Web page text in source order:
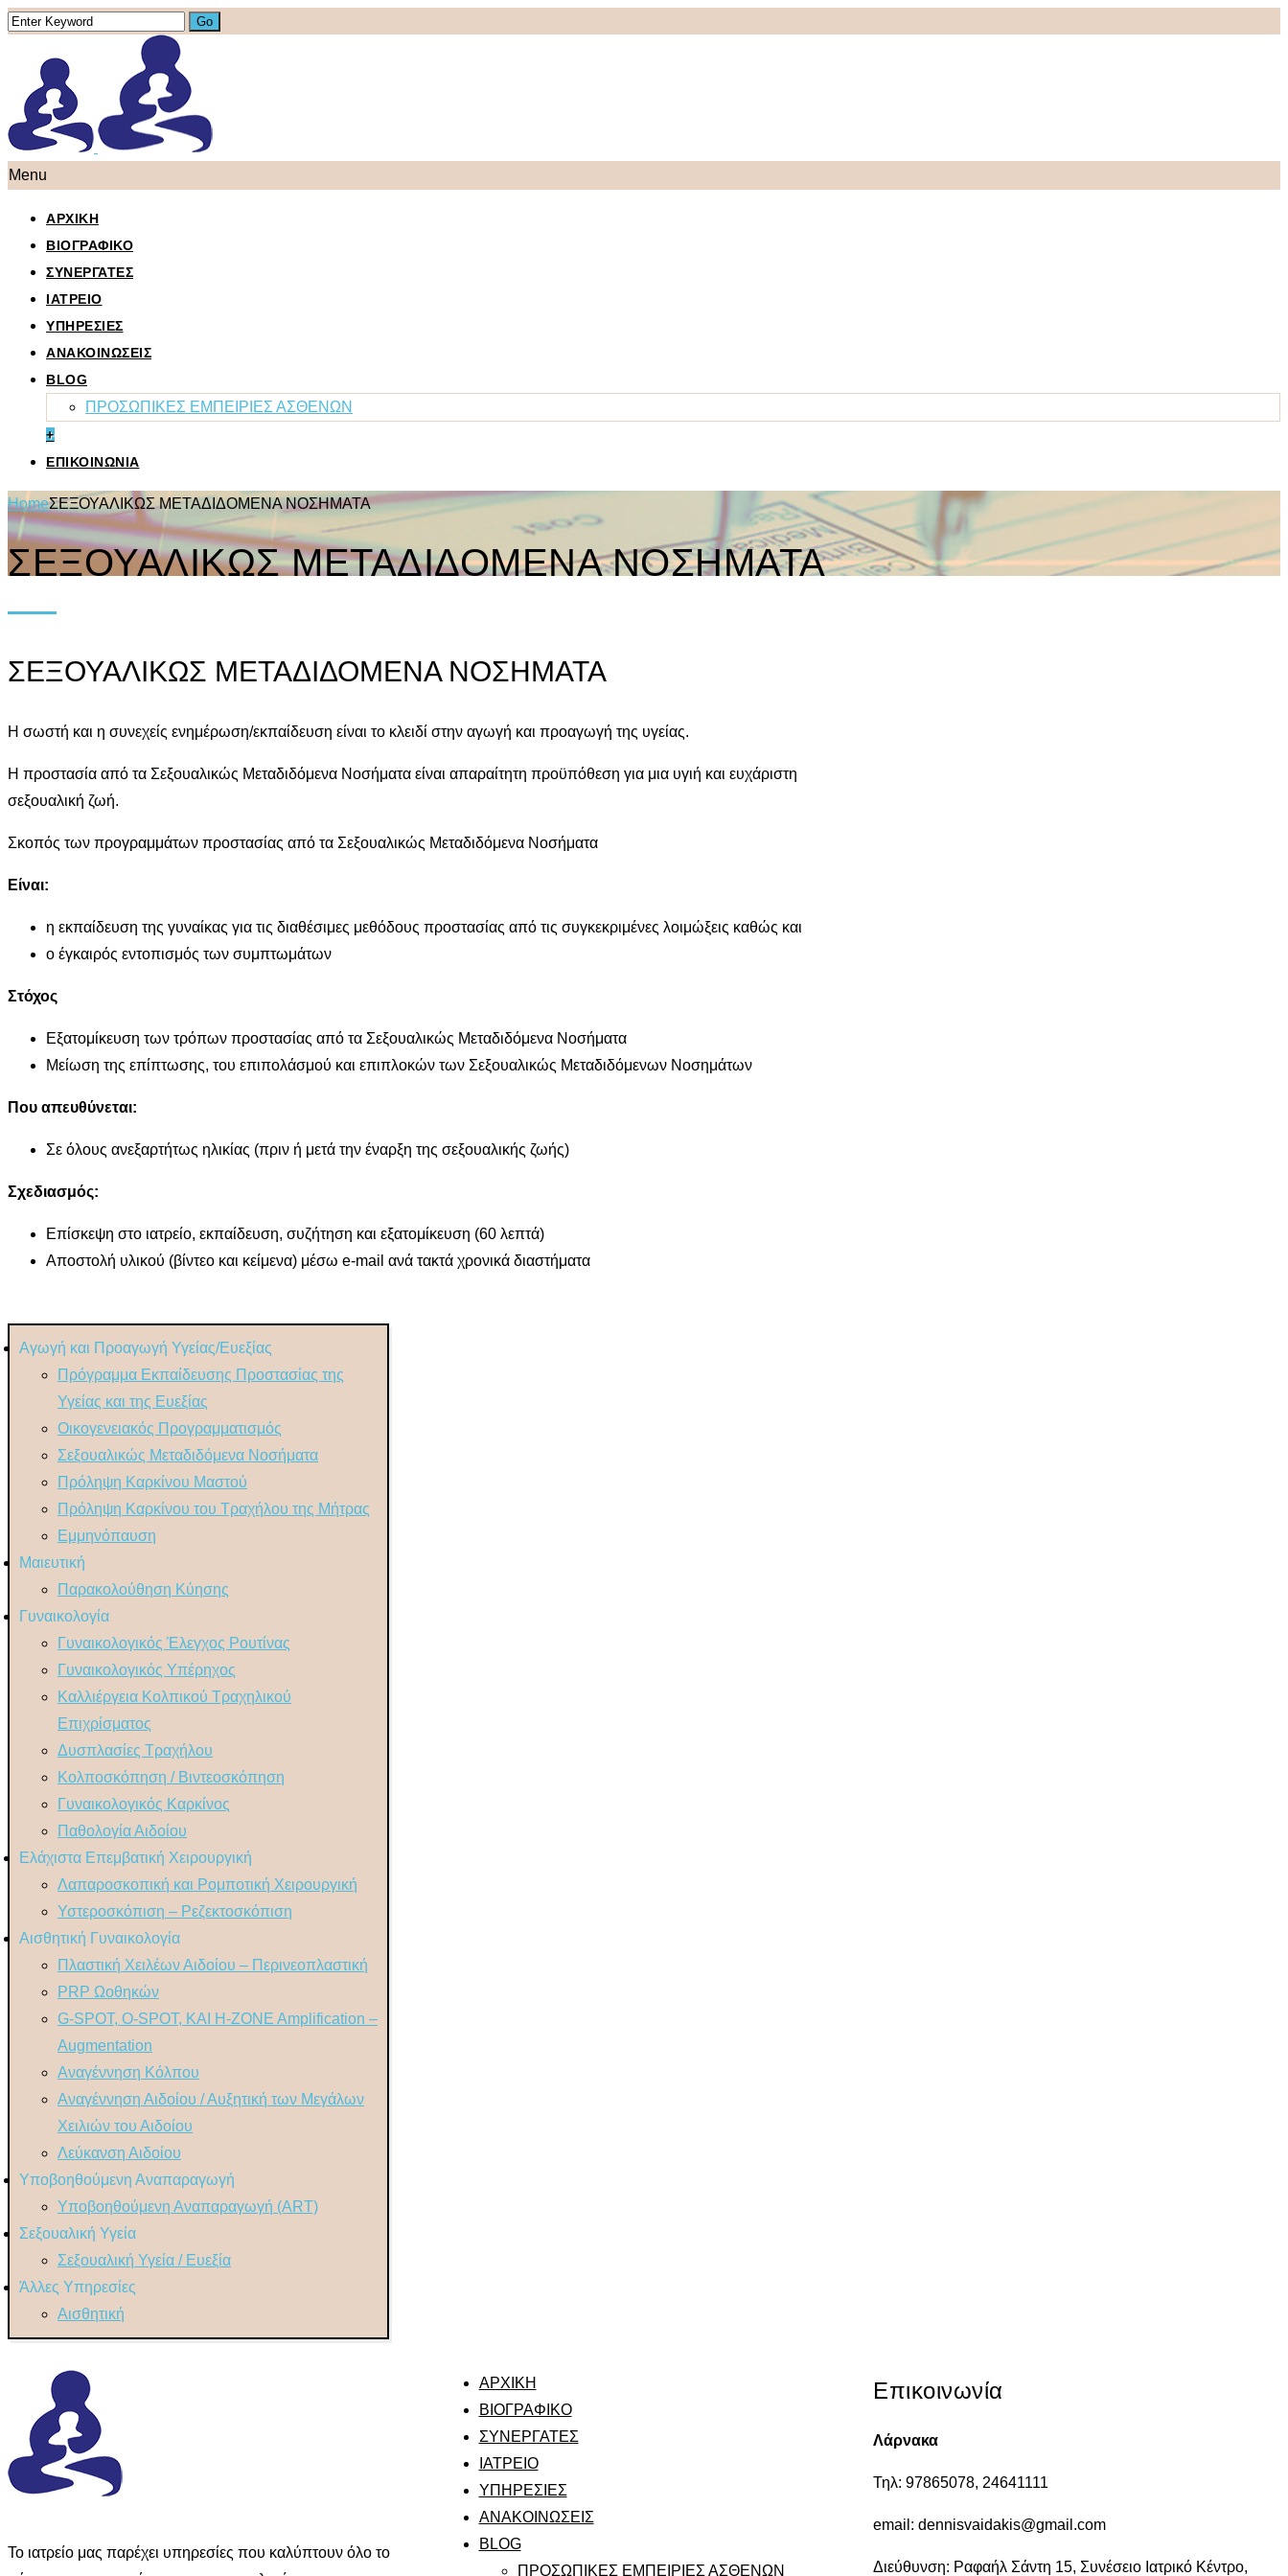
Menu
ΑΡΧΙΚΗ
ΒΙΟΓΡΑΦΙΚΟ
ΣΥΝΕΡΓΑΤΕΣ
ΙΑΤΡΕΙΟ
ΥΠΗΡΕΣΙΕΣ
ΑΝΑΚΟΙΝΩΣΕΙΣ
BLOG
ΠΡΟΣΩΠΙΚΕΣ ΕΜΠΕΙΡΙΕΣ ΑΣΘΕΝΩΝ
+
ΕΠΙΚΟΙΝΩΝΙΑ
HomeΣΕΞΟΥΑΛΙΚΩΣ ΜΕΤΑΔΙΔΟΜΕΝΑ ΝΟΣΗΜΑΤΑ
ΣΕΞΟΥΑΛΙΚΩΣ ΜΕΤΑΔΙΔΟΜΕΝΑ ΝΟΣΗΜΑΤΑ
ΣΕΞΟΥΑΛΙΚΩΣ ΜΕΤΑΔΙΔΟΜΕΝΑ ΝΟΣΗΜΑΤΑ
Η σωστή και η συνεχείς ενημέρωση/εκπαίδευση είναι το κλειδί στην αγωγή και προαγωγή της υγείας.
Η προστασία από τα Σεξουαλικώς Μεταδιδόμενα Νοσήματα είναι απαραίτητη προϋπόθεση για μια υγιή και ευχάριστη
σεξουαλική ζωή.
Σκοπός των προγραμμάτων προστασίας από τα Σεξουαλικώς Μεταδιδόμενα Νοσήματα
Είναι:
η εκπαίδευση της γυναίκας για τις διαθέσιμες μεθόδους προστασίας από τις συγκεκριμένες λοιμώξεις καθώς και
ο έγκαιρός εντοπισμός των συμπτωμάτων
Στόχος
Εξατομίκευση των τρόπων προστασίας από τα Σεξουαλικώς Μεταδιδόμενα Νοσήματα
Μείωση της επίπτωσης, του επιπολάσμού και επιπλοκών των Σεξουαλικώς Μεταδιδόμενων Νοσημάτων
Που απευθύνεται:
Σε όλους ανεξαρτήτως ηλικίας (πριν ή μετά την έναρξη της σεξουαλικής ζωής)
Σχεδιασμός:
Επίσκεψη στο ιατρείο, εκπαίδευση, συζήτηση και εξατομίκευση (60 λεπτά)
Αποστολή υλικού (βίντεο και κείμενα) μέσω e-mail ανά τακτά χρονικά διαστήματα
Αγωγή και Προαγωγή Υγείας/Ευεξίας
Πρόγραμμα Εκπαίδευσης Προστασίας της
Υγείας και της Ευεξίας
Οικογενειακός Προγραμματισμός
Σεξουαλικώς Μεταδιδόμενα Νοσήματα
Πρόληψη Καρκίνου Μαστού
Πρόληψη Καρκίνου του Τραχήλου της Μήτρας
Εμμηνόπαυση
Μαιευτική
Παρακολούθηση Κύησης
Γυναικολογία
Γυναικολογικός Έλεγχος Ρουτίνας
Γυναικολογικός Υπέρηχος
Καλλιέργεια Κολπικού Τραχηλικού
Επιχρίσματος
Δυσπλασίες Τραχήλου
Κολποσκόπηση / Βιντεοσκόπηση
Γυναικολογικός Καρκίνος
Παθολογία Αιδοίου
Ελάχιστα Επεμβατική Χειρουργική
Λαπαροσκοπική και Ρομποτική Χειρουργική
Υστεροσκόπιση – Ρεζεκτοσκόπιση
Αισθητική Γυναικολογία
Πλαστική Χειλέων Αιδοίου – Περινεοπλαστική
PRP Ωοθηκών
G-SPOT, O-SPOT, ΚΑΙ H-ZONE Amplification –
Augmentation
Αναγέννηση Κόλπου
Αναγέννηση Αιδοίου / Αυξητική των Μεγάλων
Χειλιών του Αιδοίου
Λεύκανση Αιδοίου
Υποβοηθούμενη Αναπαραγωγή
Υποβοηθούμενη Αναπαραγωγή (ART)
Σεξουαλική Υγεία
Σεξουαλική Υγεία / Ευεξία
Άλλες Υπηρεσίες
Αισθητική
Το ιατρείο μας παρέχει υπηρεσίες που καλύπτουν όλο το
ΑΡΧΙΚΗ
ΒΙΟΓΡΑΦΙΚΟ
ΣΥΝΕΡΓΑΤΕΣ
ΙΑΤΡΕΙΟ
ΥΠΗΡΕΣΙΕΣ
ΑΝΑΚΟΙΝΩΣΕΙΣ
BLOG
ΠΡΟΣΩΠΙΚΕΣ ΕΜΠΕΙΡΙΕΣ ΑΣΘΕΝΩΝ
Επικοινωνία
Λάρνακα
Τηλ: 97865078, 24641111
email: dennisvaidakis@gmail.com
Διεύθυνση: Ραφαήλ Σάντη 15, Συνέσειο Ιατρικό Κέντρο,